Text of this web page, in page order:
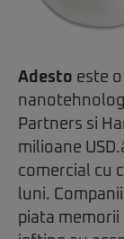
Adesto este
Partners si
milioane
comercial cu
luni.
piata memorii